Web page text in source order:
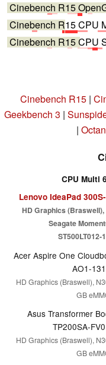
Cinebench R15
Cinebench R15 CPU
Cinebench R15 CPU
Cinebench R15|
Geekbench 3 |
|
CPU Multi
Lenovo IdeaPad
HD Graphics (Braswell),
Seagate
ST500LT012-
Acer Aspire One
AO1-
HD Graphics (Braswell),
GB
Asus Transformer
TP200SA-
HD Graphics (Braswell),
GB